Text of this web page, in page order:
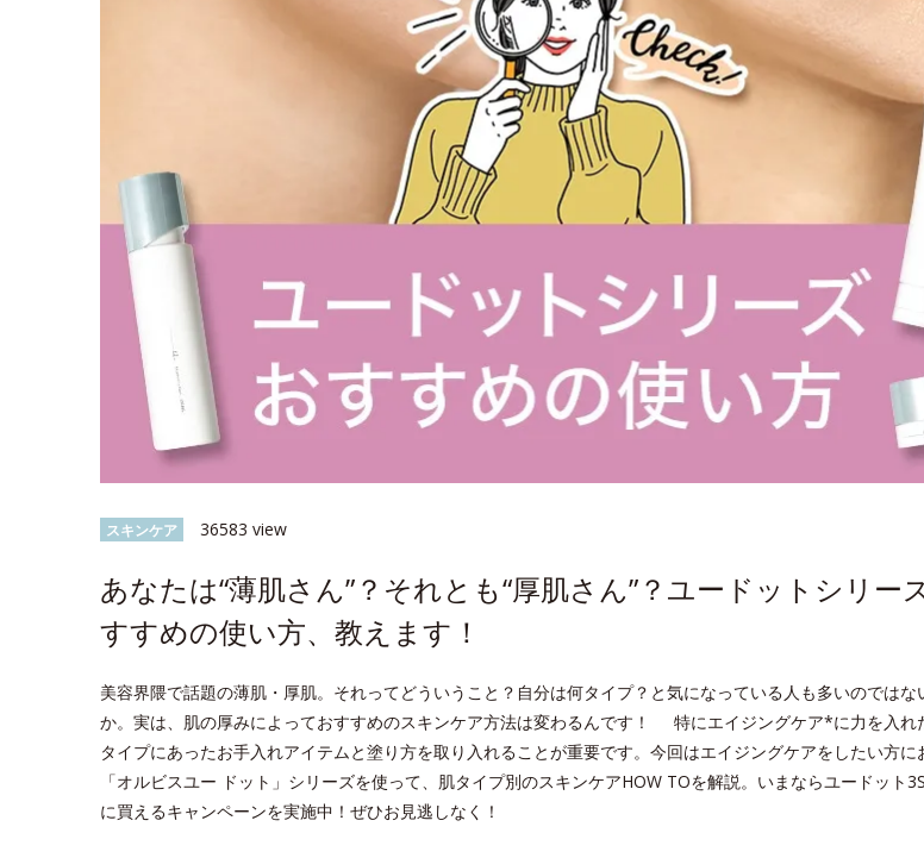
スキンケア 36583 view
あなたは“薄肌さん”？それとも“厚肌さん”？ユードットシリー
すすめの使い方、教えます！
美容界隈で話題の薄肌・厚肌。それってどういうこと？自分は何タイプ？と気になっている人も多いのではな
か。実は、肌の厚みによっておすすめのスキンケア方法は変わるんです！ 特にエイジングケア*に力を入れ
タイプにあったお手入れアイテムと塗り方を取り入れることが重要です。今回はエイジングケアをしたい方に
「オルビスユー ドット」シリーズを使って、肌タイプ別のスキンケアHOW TOを解説。いまならユードット
に買えるキャンペーンを実施中！ぜひお見逃しなく！